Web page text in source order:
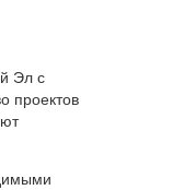
Эл с
проектов